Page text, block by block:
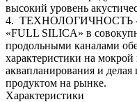
высокий уровень
4. ТЕХНОЛОГИЧНОСТЬ -
«FULL SILICA» в
продольными каналами
характеристики на
аквапланирования и
продуктом на рынке.
Характеристики